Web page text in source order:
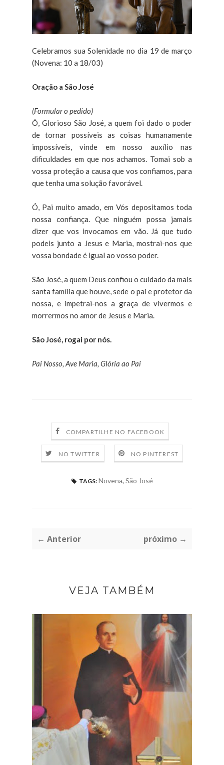
Celebramos sua Solenidade no dia 19 de março
(Novena: 10 a 18/03)
Oração a São José
(Formular o pedido)
Ó, Glorioso São José, a quem foi dado o poder
de tornar possíveis as coisas humanamente
impossíveis, vinde em nosso auxílio nas
dificuldades em que nos achamos. Tomai sob a
vossa proteção a causa que vos confiamos, para
que tenha uma solução favorável.
Ó, Pai muito amado, em Vós depositamos toda
nossa confiança. Que ninguém possa jamais
dizer que vos invocamos em vão. Já que tudo
podeis junto a Jesus e Maria, mostrai-nos que
vossa bondade é igual ao vosso poder.
São José, a quem Deus confiou o cuidado da mais
santa família que houve, sede o pai e protetor da
nossa, e impetrai-nos a graça de vivermos e
morrermos no amor de Jesus e Maria.
São José, rogai por nós.
Pai Nosso, Ave Maria, Glória ao Pai
COMPARTILHE NO FACEBOOK
NO TWITTER NO PINTEREST
TAGS: Novena, São José
← Anterior próximo →
VEJA TAMBÉM